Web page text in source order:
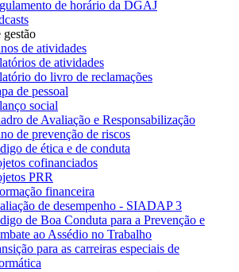
de horário da DGAJ
gestão
de atividades
de atividades
do livro de reclamações
de pessoal
social
de Avaliação e Responsabilização
de prevenção de riscos
de ética e de conduta
cofinanciados
PRR
financeira
de desempenho - SIADAP 3
de Boa Conduta para a Prevenção e
ao Assédio no Trabalho
para as carreiras especiais de